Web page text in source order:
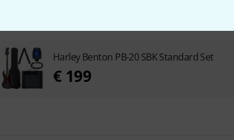
Harley Benton PB-20 SBK Standard Set
€ 199